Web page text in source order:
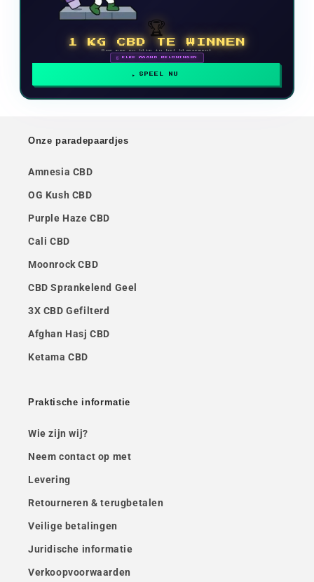
🏆
1 KG CBD TE WINNEN
Doe mee en klim in het klassement
🗓 ELKE MAAND BELONINGEN
SPEEL NU
Onze paradepaardjes
Amnesia CBD
OG Kush CBD
Purple Haze CBD
Cali CBD
Moonrock CBD
CBD Sprankelend Geel
3X CBD Gefilterd
Afghan Hasj CBD
Ketama CBD
Praktische informatie
Wie zijn wij?
Neem contact op met
Levering
Retourneren & terugbetalen
Veilige betalingen
Juridische informatie
Verkoopvoorwaarden